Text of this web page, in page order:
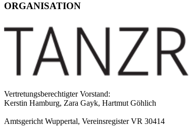
ORGANISATION
Vertretungsberechtigter Vorstand:
Kerstin Hamburg, Zara Gayk, Hartmut Göhlich
Amtsgericht Wuppertal, Vereinsregister VR 30414